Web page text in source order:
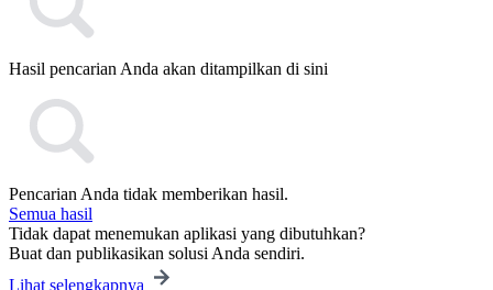
Hasil pencarian Anda akan ditampilkan di sini
Pencarian Anda tidak memberikan hasil.
Semua hasil
Tidak dapat menemukan aplikasi yang dibutuhkan?
Buat dan publikasikan solusi Anda sendiri.
Lihat selengkapnya